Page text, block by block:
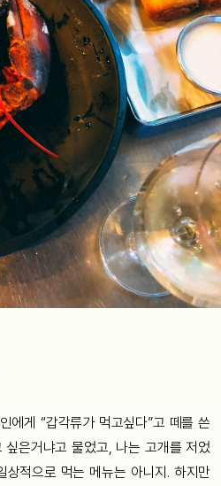
에게 “갑각류가 먹고싶다”고 떼를 쓴
은거냐고 물었고, 나는 고개를 저었
상적으로 먹는 메뉴는 아니지. 하지만